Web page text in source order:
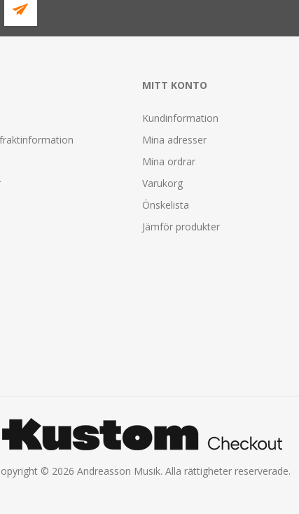
MITT KONTO
Kundinformation
Mina adresser
Mina ordrar
Varukorg
Önskelista
Jämför produkter
© 2026 Andreasson Musik. Alla rättigheter reserverade.